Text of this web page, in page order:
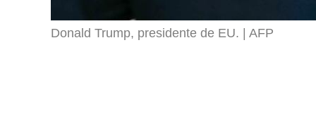
Donald Trump, presidente de EU. AFP